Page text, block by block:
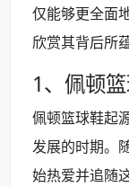
仅能够更全面
欣赏其背后所
1、佩顿
佩顿篮球鞋起
发展的时期。
始热爱并追随